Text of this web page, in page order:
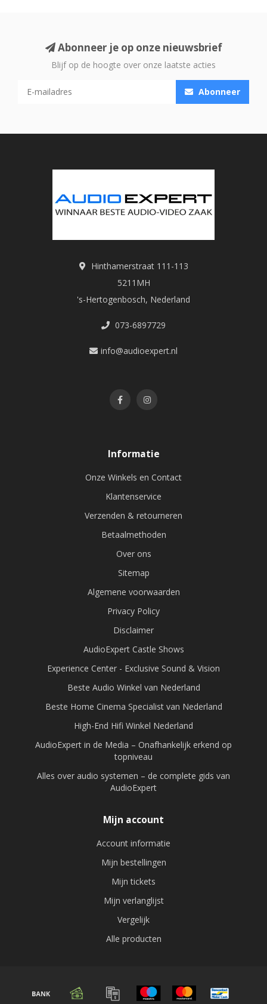
Abonneer je op onze nieuwsbrief
Blijf op de hoogte over onze laatste acties
Abonneer
Hinthamerstraat 111-113
5211MH
's-Hertogenbosch, Nederland
073-6897729
info@audioexpert.nl
Informatie
Onze Winkels en Contact
Klantenservice
Verzenden & retourneren
Betaalmethoden
Over ons
Sitemap
Algemene voorwaarden
Privacy Policy
Disclaimer
AudioExpert Castle Shows
Experience Center - Exclusive Sound & Vision
Beste Audio Winkel van Nederland
Beste Home Cinema Specialist van Nederland
High-End Hifi Winkel Nederland
AudioExpert in de Media – Onafhankelijk erkend op
topniveau
Alles over audio systemen – de complete gids van
AudioExpert
Mijn account
Account informatie
Mijn bestellingen
Mijn tickets
Mijn verlanglijst
Vergelijk
Alle producten